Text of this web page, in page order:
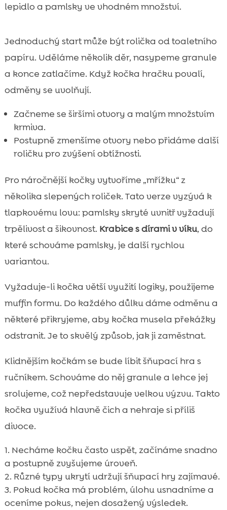
lepidlo a pamlsky ve vhodném množství.
Jednoduchý start může být rolička od toaletního
papíru. Uděláme několik děr, nasypeme granule
a konce zatlačíme. Když kočka hračku povalí,
odměny se uvolňují.
Začneme se širšími otvory a malým množstvím
krmiva.
Postupně zmenšíme otvory nebo přidáme další
roličku pro zvýšení obtížnosti.
Pro náročnější kočky vytvoříme „mřížku“ z
několika slepených roliček. Tato verze vyzývá k
tlapkovému lovu: pamlsky skryté uvnitř vyžadují
trpělivost a šikovnost. Krabice s dírami v víku, do
které schováme pamlsky, je další rychlou
variantou.
Vyžaduje-li kočka větší využití logiky, použijeme
muffin formu. Do každého důlku dáme odměnu a
některé přikryjeme, aby kočka musela překážky
odstranit. Je to skvělý způsob, jak ji zaměstnat.
Klidnějším kočkám se bude líbit šňupací hra s
ručníkem. Schováme do něj granule a lehce jej
srolujeme, což nepředstavuje velkou výzvu. Takto
kočka využívá hlavně čich a nehraje si příliš
divoce.
Necháme kočku často uspět, začínáme snadno
a postupně zvyšujeme úroveň.
Různé typy ukrytí udržují šňupací hry zajímavé.
Pokud kočka má problém, úlohu usnadníme a
oceníme pokus, nejen dosažený výsledek.